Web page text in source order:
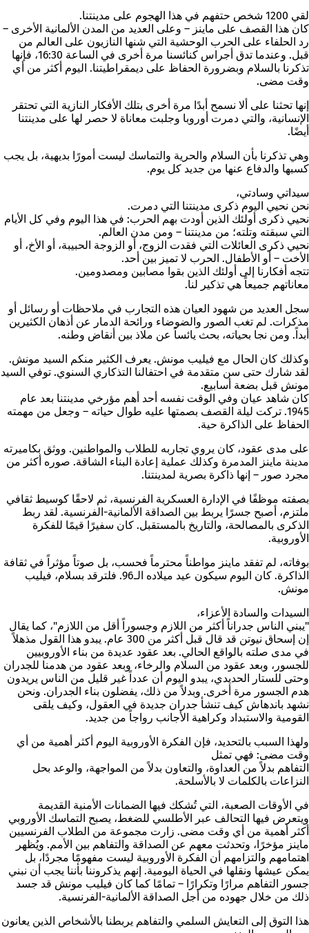
لقي 1200 شخص حتفهم في هذا الهجوم على مدينتنا.
كان هذا القصف على ماينز – وعلى العديد من المدن الألمانية الأخرى –
رد الحلفاء على الحرب الوحشية التي شنها النازيون على العالم من
قبل. وعندما تدق أجراس كنائسنا مرة أخرى في الساعة 16:30، فإنها
تذكرنا بالسلام وبضرورة الحفاظ على ديمقراطيتنا. اليوم أكثر من أي
وقت مضى.
إنها تحثنا على ألا نسمح أبدًا مرة أخرى بتلك الأفكار النازية التي تحتقر
الإنسانية، والتي دمرت أوروبا وجلبت معاناة لا حصر لها على مدينتنا
أيضًا.
وهي تذكرنا بأن السلام والحرية والتماسك ليست أمورًا بديهية، بل يجب
كسبها والدفاع عنها من جديد كل يوم.
سيداتي وسادتي،
نحن نحيي اليوم ذكرى مدينتنا التي دمرت.
نحيي ذكرى أولئك الذين أودت بهم الحرب: في هذا اليوم وفي كل الأيام
التي سبقته وتلته؛ من مدينتنا – ومن مدن العالم.
نحيي ذكرى العائلات التي فقدت الزوج، أو الزوجة الحبيبة، أو الأخ، أو
الأخت – أو الأطفال. الحرب لا تميز بين أحد.
تتجه أفكارنا إلى أولئك الذين بقوا مصابين ومصدومين.
معاناتهم جميعاً هي تذكير لنا.
سجل العديد من شهود العيان هذه التجارب في ملاحظات أو رسائل أو
مذكرات. لم تغب الصور والضوضاء ورائحة الدمار عن أذهان الكثيرين
أبداً. ومن نجا بحياته، بحث يائساً عن ملاذ بين أنقاض وطنه.
وكذلك كان الحال مع فيليب مونش. يعرف الكثير منكم السيد مونش.
لقد شارك حتى سن متقدمة في احتفالنا التذكاري السنوي. توفي السيد
مونش قبل بضعة أسابيع.
كان شاهد عيان وفي الوقت نفسه أحد أهم مؤرخي مدينتنا بعد عام
1945. تركت ليلة القصف بصمتها عليه طوال حياته – وجعل من مهمته
الحفاظ على الذاكرة حية.
على مدى عقود، كان يروي تجاربه للطلاب والمواطنين. ووثق بكاميرته
مدينة ماينز المدمرة وكذلك عملية إعادة البناء الشاقة. صوره أكثر من
مجرد صور – إنها ذاكرة بصرية لمدينتنا.
بصفته موظفًا في الإدارة العسكرية الفرنسية، ثم لاحقًا كوسيط ثقافي
ملتزم، أصبح جسرًا يربط بين الصداقة الألمانية-الفرنسية. لقد ربط
الذكرى بالمصالحة، والتاريخ بالمستقبل. كان سفيرًا قيمًا للفكرة
الأوروبية.
بوفاته، لم تفقد ماينز مواطناً محترماً فحسب، بل صوتاً مؤثراً في ثقافة
الذاكرة. كان اليوم سيكون عيد ميلاده الـ96. فلترقد بسلام، فيليب
مونش.
السيدات والسادة الأعزاء،
"يبني الناس جدراناً أكثر من اللازم وجسوراً أقل من اللازم"، كما يقال
إن إسحاق نيوتن قد قال قبل أكثر من 300 عام. يبدو هذا القول مذهلاً
في مدى صلته بالواقع الحالي. بعد عقود عديدة من بناء الأوروبيين
للجسور، وبعد عقود من السلام والرخاء، وبعد عقود من هدمنا للجدران
وحتى للستار الحديدي، يبدو اليوم أن عدداً غير قليل من الناس يريدون
هدم الجسور مرة أخرى. وبدلاً من ذلك، يفضلون بناء الجدران. ونحن
نشهد باندهاش كيف تنشأ جدران جديدة في العقول، وكيف يلقى
القومية والاستبداد وكراهية الأجانب رواجاً من جديد.
ولهذا السبب بالتحديد، فإن الفكرة الأوروبية اليوم أكثر أهمية من أي
وقت مضى: فهي تمثل
التفاهم بدلاً من العداوة، والتعاون بدلاً من المواجهة، والوعد بحل
النزاعات بالكلمات لا بالأسلحة.
في الأوقات الصعبة، التي تُشكك فيها الضمانات الأمنية القديمة
ويتعرض فيها التحالف عبر الأطلسي للضغط، يصبح التماسك الأوروبي
أكثر أهمية من أي وقت مضى. زارت مجموعة من الطلاب الفرنسيين
ماينز مؤخرًا، وتحدثت معهم عن الصداقة والتفاهم بين الأمم. ويُظهر
اهتمامهم والتزامهم أن الفكرة الأوروبية ليست مفهومًا مجردًا، بل
يمكن عيشها ونقلها في الحياة اليومية. إنهم يذكروننا بأننا يجب أن نبني
جسور التفاهم مرارًا وتكرارًا – تمامًا كما كان فيليب مونش قد جسد
ذلك من خلال جهوده من أجل الصداقة الألمانية-الفرنسية.
هذا التوق إلى التعايش السلمي والتفاهم يربطنا بالأشخاص الذين يعانون